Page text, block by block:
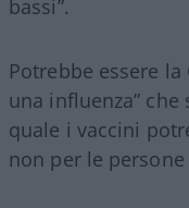
bassi”.
Potrebbe essere
una influenza”
quale i vaccini
non per le